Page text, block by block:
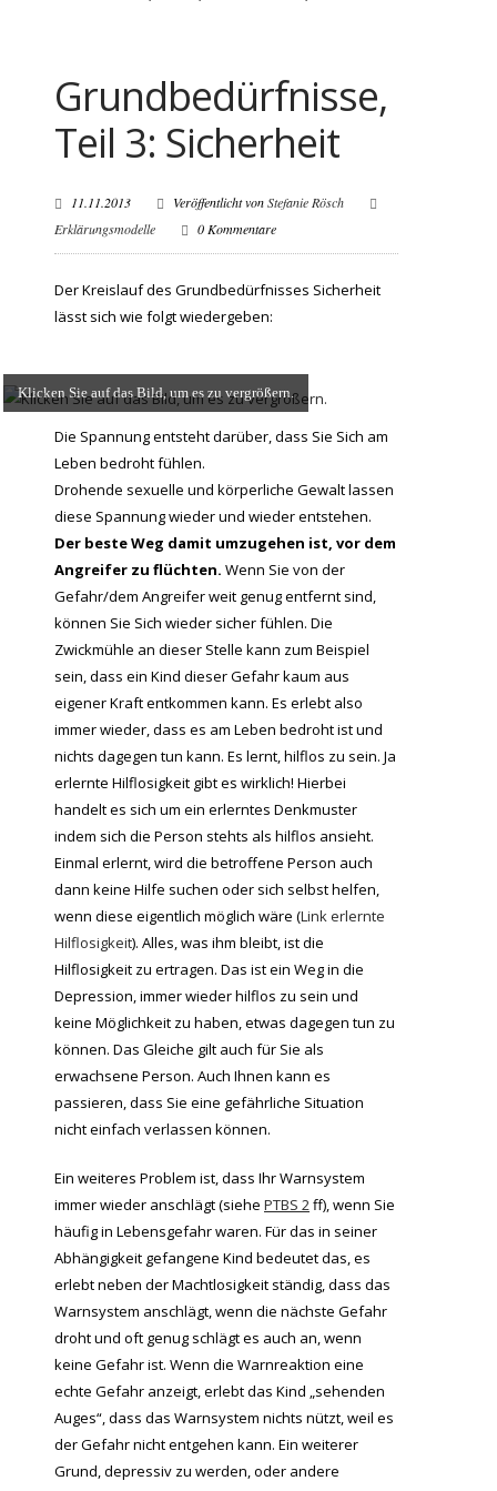
Grundbedürfnisse,
Teil 3: Sicherheit
11.11.2013 Veröffentlicht vonStefanie Rösch
Erklärungsmodelle
0 Kommentare
Der Kreislauf des Grundbedürfnisses Sicherheit
lässt sich wie folgt wiedergeben:
Klicken Sie auf das Bild, um es zu vergrößern.
Die Spannung entsteht darüber, dass Sie Sich am
Leben bedroht fühlen.
Drohende sexuelle und körperliche Gewalt lassen
diese Spannung wieder und wieder entstehen.
Der beste Weg damit umzugehen ist, vor dem
Angreifer zu flüchten. Wenn Sie von der
Gefahr/dem Angreifer weit genug entfernt sind,
können Sie Sich wieder sicher fühlen. Die
Zwickmühle an dieser Stelle kann zum Beispiel
sein, dass ein Kind dieser Gefahr kaum aus
eigener Kraft entkommen kann. Es erlebt also
immer wieder, dass es am Leben bedroht ist und
nichts dagegen tun kann. Es lernt, hilflos zu sein. Ja
erlernte Hilflosigkeit gibt es wirklich! Hierbei
handelt es sich um ein erlerntes Denkmuster
indem sich die Person stehts als hilflos ansieht.
Einmal erlernt, wird die betroffene Person auch
dann keine Hilfe suchen oder sich selbst helfen,
wenn diese eigentlich möglich wäre (Link erlernte
Hilflosigkeit). Alles, was ihm bleibt, ist die
Hilflosigkeit zu ertragen. Das ist ein Weg in die
Depression, immer wieder hilflos zu sein und
keine Möglichkeit zu haben, etwas dagegen tun zu
können. Das Gleiche gilt auch für Sie als
erwachsene Person. Auch Ihnen kann es
passieren, dass Sie eine gefährliche Situation
nicht einfach verlassen können.
Ein weiteres Problem ist, dass Ihr Warnsystem
immer wieder anschlägt (siehe PTBS 2ff), wenn Sie
häufig in Lebensgefahr waren. Für das in seiner
Abhängigkeit gefangene Kind bedeutet das, es
erlebt neben der Machtlosigkeit ständig, dass das
Warnsystem anschlägt, wenn die nächste Gefahr
droht und oft genug schlägt es auch an, wenn
keine Gefahr ist. Wenn die Warnreaktion eine
echte Gefahr anzeigt, erlebt das Kind „sehenden
Auges“, dass das Warnsystem nichts nützt, weil es
der Gefahr nicht entgehen kann. Ein weiterer
Grund, depressiv zu werden, oder andere